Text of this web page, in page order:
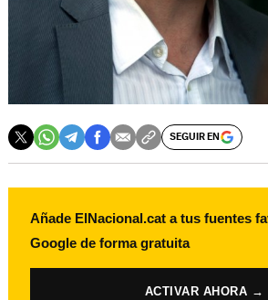
SEGUIR EN
Añade ElNacional.cat a tus fuentes
Google de forma gratuita
ACTIVAR AHORA →